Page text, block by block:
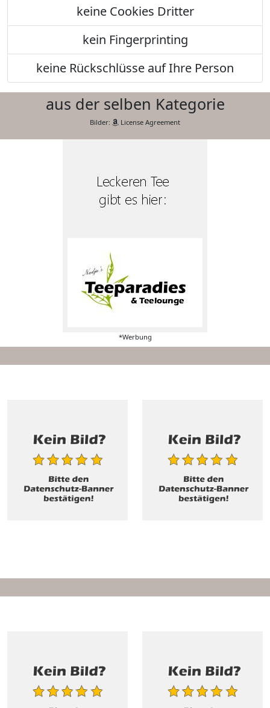
keine Cookies Dritter
kein Fingerprinting
keine Rückschlüsse auf Ihre Person
aus der selben Kategorie
Bilder: License Agreement
*Werbung